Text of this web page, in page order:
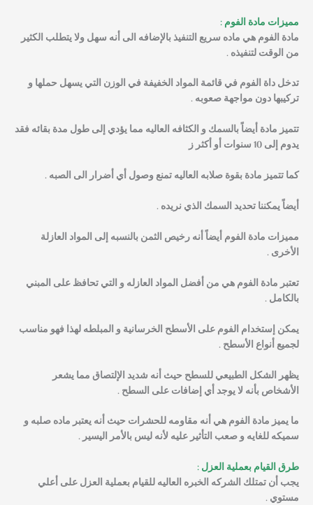
مميزات مادة الفوم :
مادة الفوم هي ماده سريع التنفيذ بالإضافه الى أنه سهل ولا يتطلب الكثير
من الوقت لتنفيذه .
تدخل داة الفوم في قائمة المواد الخفيفة في الوزن التي يسهل حملها و
تركيبها دون مواجهة صعوبه .
تتميز مادة أيضاً بالسمك و الكثافه العاليه مما يؤدي إلى طول مدة بقائه فقد
يدوم إلى 10 سنوات أو أكثر ز
كما تتميز مادة بقوة صلابه العاليه تمنع وصول أي أضرار الى الصبه .
أيضاً يمكننا تحديد السمك الذي نريده .
مميزات مادة الفوم أيضاً أنه رخيص الثمن بالنسبه إلى المواد العازلة
الأخرى .
تعتبر مادة الفوم هي من أفضل المواد العازله و التي تحافظ على المبني
بالكامل .
يمكن إستخدام الفوم على الأسطح الخرسانية و المبلطه لهذا فهو مناسب
لجميع أنواع الأسطح .
يظهر الشكل الطبيعي للسطح حيث أنه شديد الإلتصاق مما يشعر
الأشخاص بأنه لا يوجد أي إضافات على السطح .
ما يميز مادة الفوم هي أنه مقاومه للحشرات حيث أنه يعتبر ماده صلبه و
سميكه للغايه و صعب التأثير عليه لأنه ليس بالأمر اليسير .
طرق القيام بعملية العزل :
يجب أن تمتلك الشركه الخبره العاليه للقيام بعملية العزل على أعلي
مستوي .